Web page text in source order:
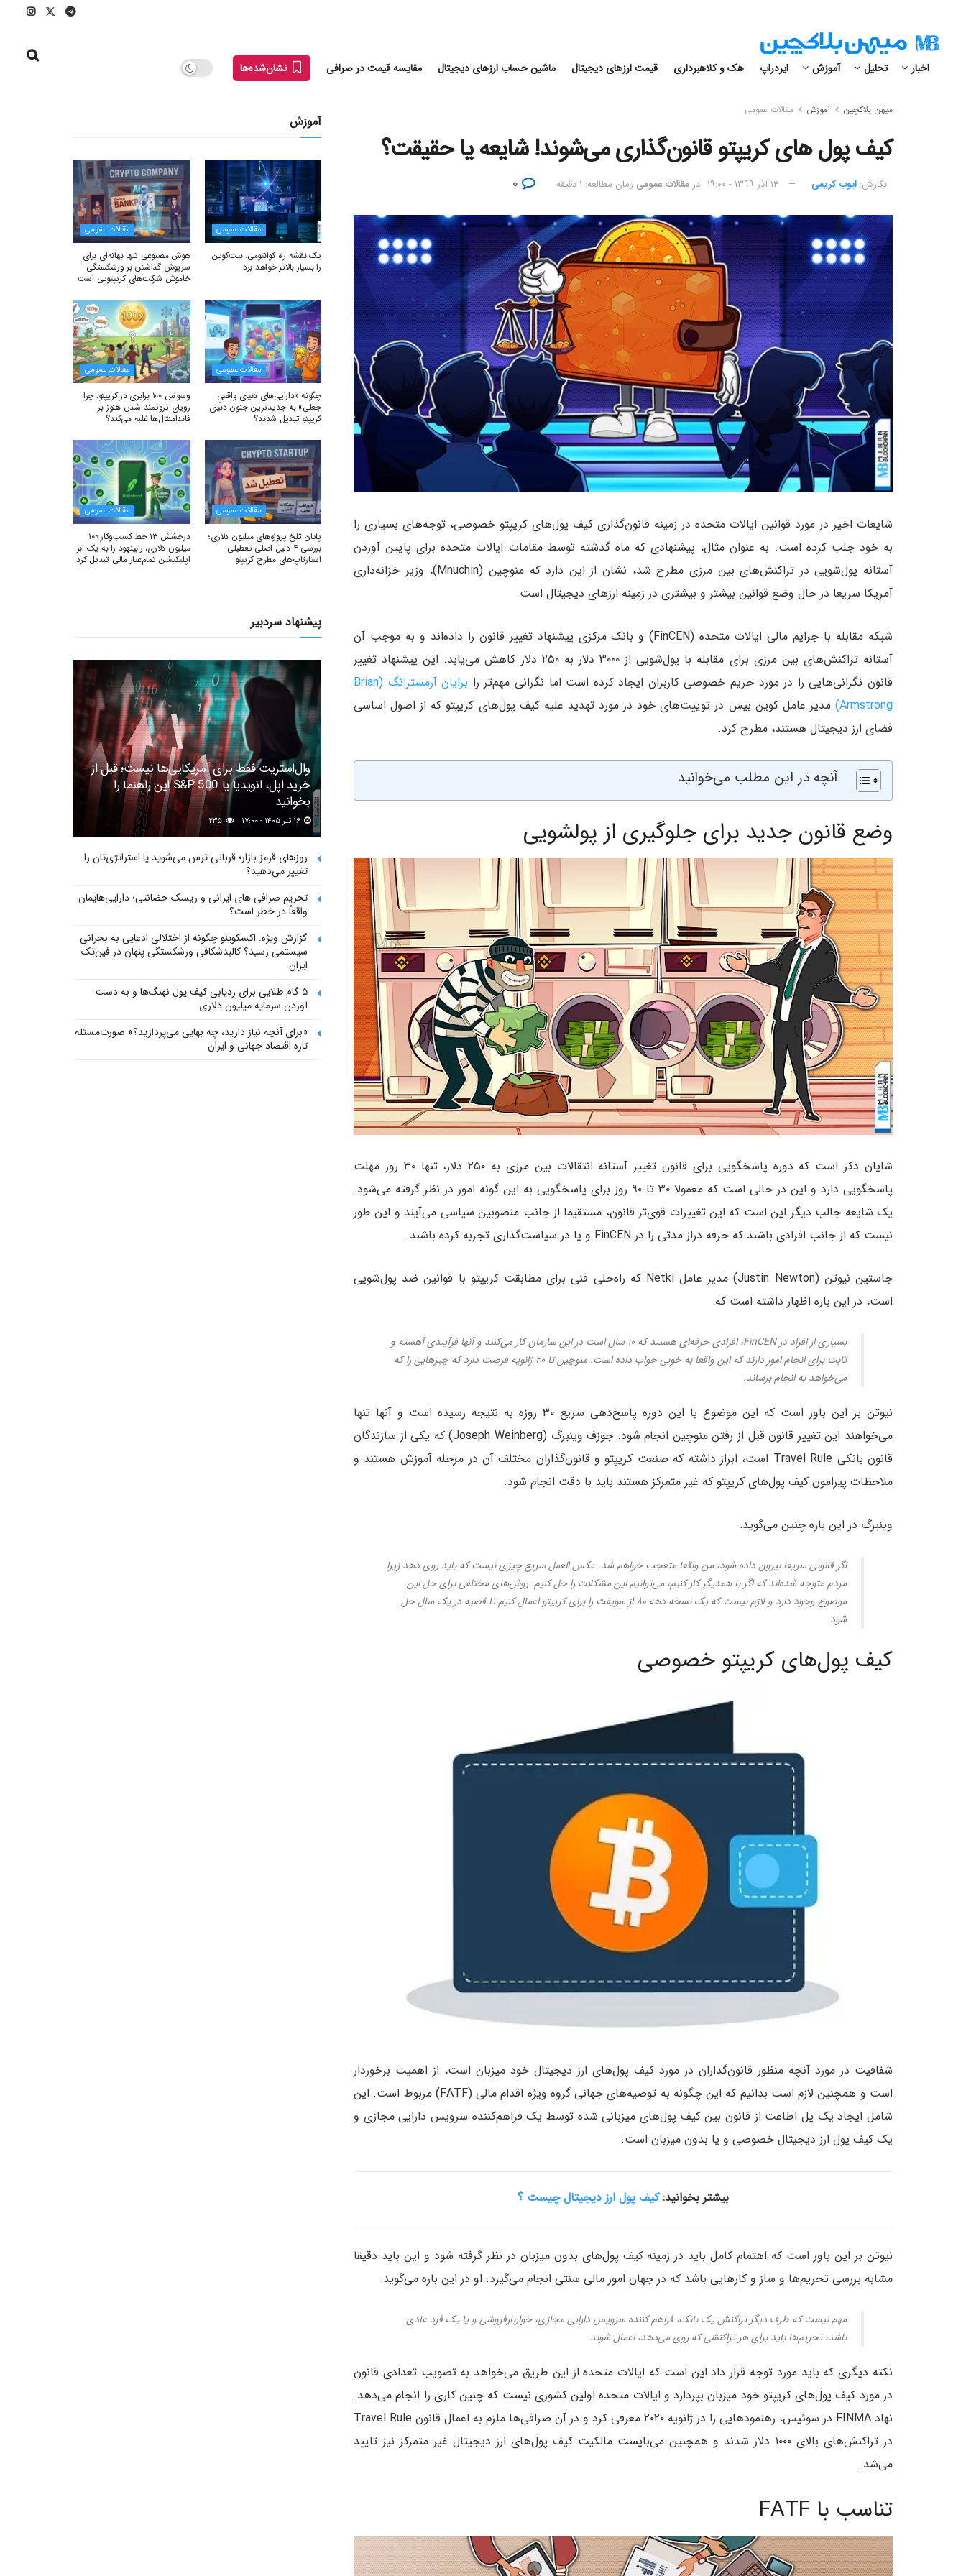
اخبار تحلیل آموزش ایردراپ هک و کلاهبرداری قیمت ارزهای دیجیتال ماشین حساب ارزهای دیجیتال مقایسه قیمت در صرافی نشان‌شده‌ها
میهن بلاکچین آموزش مقالات عمومی
کیف پول های کریپتو قانون‌گذاری می‌شوند! شایعه یا حقیقت؟
نگارش:‌ ایوب کریمی ۱۴ آذر ۱۳۹۹ - ۱۹:۰۰ در مقالات عمومی زمان مطالعه: ۱ دقیقه
شایعات اخیر در مورد قوانین ایالات متحده در زمینه قانون‌گذاری کیف پول‌های کریپتو خصوصی، توجه‌های بسیاری را
به خود جلب کرده است. به عنوان مثال، پیشنهادی که ماه گذشته توسط مقامات ایالات متحده برای پایین آوردن
آستانه پول‌شویی در تراکنش‌های بین مرزی مطرح شد، نشان از این دارد که منوچین (Mnuchin)، وزیر خزانه‌داری
آمریکا سریعا در حال وضع قوانین بیشتر و بیشتری در زمینه ارز‌های دیجیتال است.
شبکه مقابله با جرایم مالی ایالات متحده (FinCEN) و بانک مرکزی پیشنهاد تغییر قانون را داده‌اند و به موجب آن
آستانه تراکنش‌های بین مرزی برای مقابله با پول‌شویی از ۳۰۰۰ دلار به ۲۵۰ دلار کاهش می‌یابد. این پیشنهاد تغییر
قانون نگرانی‌هایی را در مورد حریم خصوصی کاربران ایجاد کرده است اما نگرانی مهم‌تر را
برایان آرمسترانگ (Brian
Armstrong) مدیر عامل کوین بیس در توییت‌های خود در مورد تهدید علیه کیف پول‌های کریپتو که از اصول اساسی
فضای ارز دیجیتال هستند، مطرح کرد.
آنچه در این مطلب می‌خوانید
وضع قانون جدید برای جلوگیری از پولشویی
شایان ذکر است که دوره پاسخگویی برای قانون تغییر آستانه انتقالات بین مرزی به ۲۵۰ دلار، تنها ۳۰ روز مهلت
پاسخگویی دارد و این در حالی است که معمولا ۳۰ تا ۹۰ روز برای پاسخگویی به این گونه امور در نظر گرفته می‌شود.
یک شایعه جالب دیگر این است که این تغییرات قوی‌تر قانون، مستقیما از جانب منصوبین سیاسی می‌آیند و این طور
نیست که از جانب افرادی باشند که حرفه دراز مدتی را در FinCEN و یا در سیاست‌گذاری تجربه کرده باشند.
جاستین نیوتن (Justin Newton) مدیر عامل Netki که راه‌حلی فنی برای مطابقت کریپتو با قوانین ضد پول‌شویی
است، در این باره اظهار داشته است که:
بسیاری از افراد در FinCEN، افرادی حرفه‌ای هستند که ۱۰ سال است در این سازمان کار می‌کنند و آنها فرآیندی آهسته و
ثابت برای انجام امور دارند که این واقعا به خوبی جواب داده است. منوچین تا ۲۰ ژانویه فرصت دارد که چیز‌هایی را که
می‌خواهد به انجام برساند.
نیوتن بر این باور است که این موضوع با این دوره پاسخ‌دهی سریع ۳۰ روزه به نتیجه رسیده است و آنها تنها
می‌خواهند این تغییر قانون قبل از رفتن منوچین انجام شود. جوزف وینبرگ (Joseph Weinberg) که یکی از سازندگان
قانون بانکی Travel Rule است، ابراز داشته که صنعت کریپتو و قانون‌گذاران مختلف آن در مرحله آموزش هستند و
ملاحظات پیرامون کیف پول‌های کریپتو که غیر متمرکز هستند باید با دقت انجام شود.
وینبرگ در این باره چنین می‌گوید:
اگر قانونی سریعا بیرون داده شود، من واقعا متعجب خواهم شد. عکس العمل سریع چیزی نیست که باید روی دهد زیرا
مردم متوجه شده‌اند که اگر با همدیگر کار کنیم، می‌توانیم این مشکلات را حل کنیم. روش‌های مختلفی برای حل این
موضوع وجود دارد و لازم نیست که یک نسخه دهه ۸۰ از سویفت را برای کریپتو اعمال کنیم تا قضیه در یک سال حل
شود.
کیف پول‌های کریپتو خصوصی
شفافیت در مورد آنچه منظور قانون‌گذاران در مورد کیف پول‌های ارز دیجیتال خود میزبان است، از اهمیت برخوردار
است و همچنین لازم است بدانیم که این چگونه به توصیه‌های جهانی گروه ویژه اقدام مالی (FATF) مربوط است. این
شامل ایجاد یک پل اطاعت از قانون بین کیف پول‌های میزبانی شده توسط یک فراهم‌کننده سرویس دارایی مجازی و
یک کیف پول ارز دیجیتال خصوصی و یا بدون میزبان است.
بیشتر بخوانید:کیف پول ارز دیجیتال چیست ؟
نیوتن بر این باور است که اهتمام کامل باید در زمینه کیف پول‌های بدون میزبان در نظر گرفته شود و این باید دقیقا
مشابه بررسی تحریم‌ها و ساز و کار‌هایی باشد که در جهان امور مالی سنتی انجام می‌گیرد. او در این باره می‌گوید:
مهم نیست که طرف دیگر تراکنش یک بانک، فراهم کننده سرویس دارایی مجازی، خواربارفروشی و یا یک فرد عادی
باشد، تحریم‌ها باید برای هر تراکنشی که روی می‌دهد، اعمال شوند.
نکته دیگری که باید مورد توجه قرار داد این است که ایالات متحده از این طریق می‌خواهد به تصویب تعدادی قانون
در مورد کیف پول‌های کریپتو خود میزبان بپردازد و ایالات متحده اولین کشوری نیست که چنین کاری را انجام می‌دهد.
نهاد FINMA در سوئیس، رهنمود‌هایی را در ژانویه ۲۰۲۰ معرفی کرد و در آن صرافی‌ها ملزم به اعمال قانون Travel Rule
در تراکنش‌های بالای ۱۰۰۰ دلار شدند و همچنین می‌بایست مالکیت کیف پول‌های ارز دیجیتال غیر متمرکز نیز تایید
می‌شد.
تناسب با FATF
آموزش
مقالات عمومی
یک نقشه راه کوانتومی، بیت‌کوین
را بسیار بالاتر خواهد برد
مقالات عمومی
هوش مصنوعی تنها بهانه‌ای برای
سرپوش گذاشتن بر ورشکستگی
خاموش شرکت‌های کریپتویی است
مقالات عمومی
چگونه «دارایی‌های دنیای واقعیِ
جعلی» به جدیدترین جنون دنیای
کریپتو تبدیل شدند؟
مقالات عمومی
وسواس ۱۰۰ برابری در کریپتو: چرا
رویای ثروتمند شدن هنوز بر
فاندامنتال‌ها غلبه می‌کند؟
مقالات عمومی
پایان تلخ پروژه‌های میلیون دلاری؛
بررسی ۴ دلیل اصلی تعطیلی
استارتاپ‌های مطرح کریپتو
مقالات عمومی
درخشش ۱۳ خط کسب‌وکار ۱۰۰
میلیون دلاری، رابینهود را به یک ابر
اپلیکیشن تمام‌عیار مالی تبدیل کرد
پیشنهاد سردبیر
وال‌استریت فقط برای آمریکایی‌ها نیست؛ قبل از
خرید اپل، انویدیا یا S&P 500 این راهنما را
بخوانید
روزهای قرمز بازار؛ قربانی ترس می‌شوید یا استراتژی‌تان را
تغییر می‌دهید؟
تحریم صرافی های ایرانی و ریسک حضانتی؛ دارایی‌هایمان
واقعاً در خطر است؟
گزارش ویژه: اکسکوینو چگونه از اختلالی ادعایی به بحرانی
سیستمی رسید؟ کالبدشکافی ورشکستگی پنهان در فین‌تک
ایران
۵ گام طلایی برای ردیابی کیف پول‌ نهنگ‌ها و به دست
آوردن سرمایه میلیون دلاری
«برای آنچه نیاز دارید، چه بهایی می‌پردازید؟» صورت‌مسئله
تازه اقتصاد جهانی و ایران